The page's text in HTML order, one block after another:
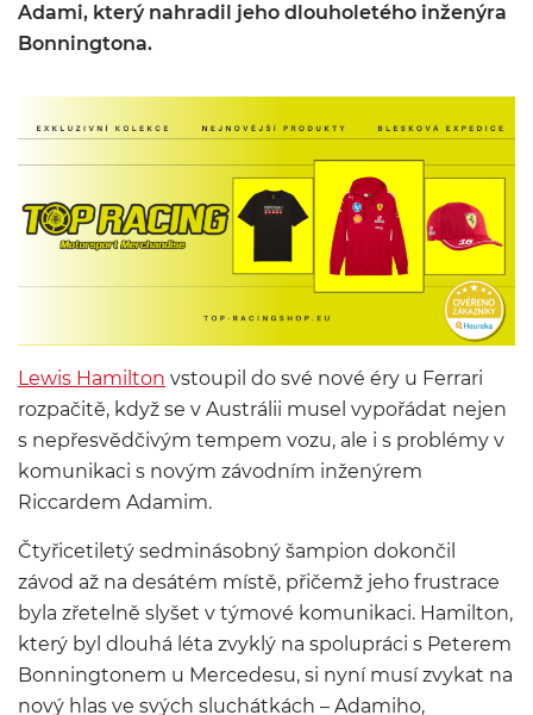
Adami, který nahradil jeho dlouholetého inženýra
Bonningtona.
Lewis Hamilton vstoupil do své nové éry u Ferrari
rozpačitě, když se v Austrálii musel vypořádat nejen
s nepřesvědčivým tempem vozu, ale i s problémy v
komunikaci s novým závodním inženýrem
Riccardem Adamim.
Čtyřicetiletý sedminásobný šampion dokončil
závod až na desátém místě, přičemž jeho frustrace
byla zřetelně slyšet v týmové komunikaci. Hamilton,
který byl dlouhá léta zvyklý na spolupráci s Peterem
Bonningtonem u Mercedesu, si nyní musí zvykat na
nový hlas ve svých sluchátkách – Adamiho,